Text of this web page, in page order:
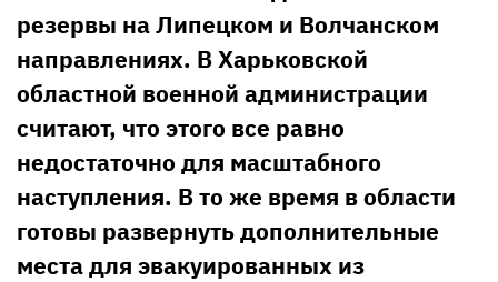
резервы на Липецком и Волчанском
направлениях. В Харьковской
областной военной администрации
считают, что этого все равно
недостаточно для масштабного
наступления. В то же время в области
готовы развернуть дополнительные
места для эвакуированных из